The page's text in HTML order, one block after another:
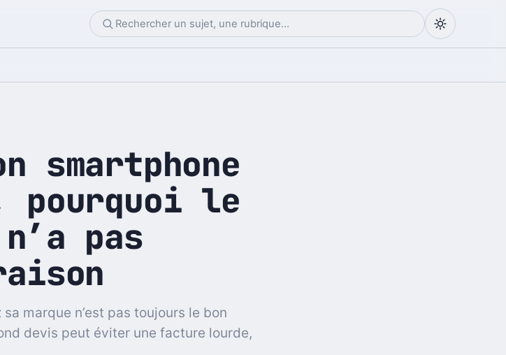
smartphone
pourquoi le
pas
marque n’est pas toujours le bon
devis peut éviter une facture lourde,